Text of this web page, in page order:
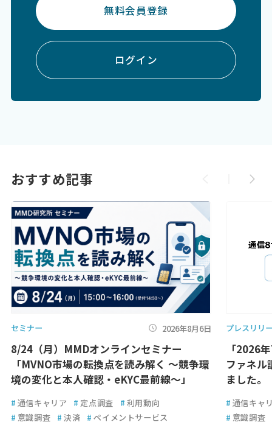
無料会員登録
ログイン
おすすめ記事
セミナー 2026年8月6日
8/24（月）MMDオンラインセミナー
「MVNO市場の転換点を読み解く ～競争環
境の変化と本人確認・eKYC最前線～」
# 通信キャリア # 定点調査 # 利用動向
# 意識調査 # 決済 # ペイメントサービス
プレスリリ
「2026
ファネル
ました。
# 通信キャ
# 意識調査